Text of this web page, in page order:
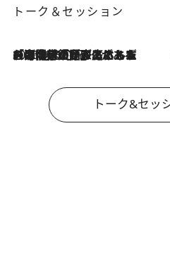
トーク＆セッション
2026.8.3
「今後値上げがあるとすれば…」「リスクがあるのは今年の冬」エネルギー専門家が語る、ホルムズ海峡封鎖が家庭にもたらす“ある心配”
トーク&セッ